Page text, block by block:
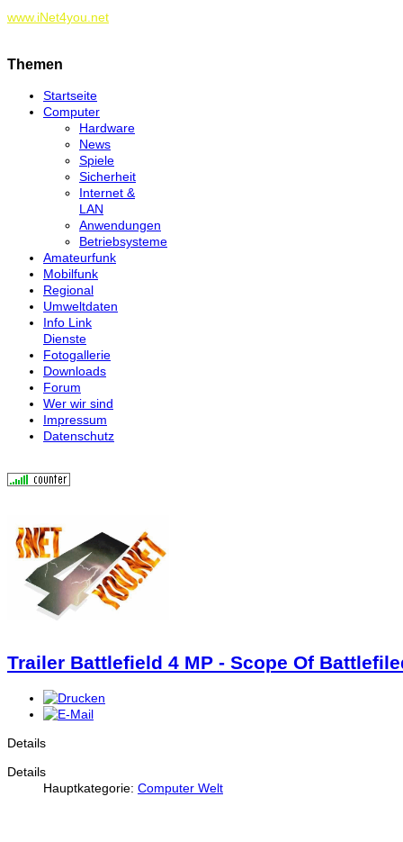
www.iNet4you.net
Themen
Startseite
Computer
Hardware
News
Spiele
Sicherheit
Internet &
LAN
Anwendungen
Betriebsysteme
Amateurfunk
Mobilfunk
Regional
Umweltdaten
Info Link
Dienste
Fotogallerie
Downloads
Forum
Wer wir sind
Impressum
Datenschutz
Trailer Battlefield 4 MP - Scope Of
Details
Details
Hauptkategorie: Computer Welt